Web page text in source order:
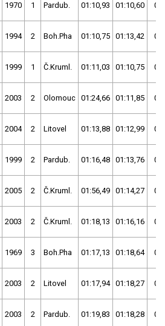
1970 1 Pardub. 01:10,93 01:10,60
1994 2 Boh.Pha 01:10,75 01:13,42
1999 1 Č.Kruml. 01:11,03 01:10,75
2003 2 Olomouc 01:24,66 01:11,85
2004 2 Litovel 01:13,88 01:12,99
1999 2 Pardub. 01:16,48 01:13,76
2005 2 Č.Kruml. 01:56,49 01:14,27
2003 2 Č.Kruml. 01:18,13 01:16,16
1969 3 Boh.Pha 01:17,13 01:18,64
2003 2 Litovel 01:17,94 01:18,27
2003 2 Pardub. 01:19,83 01:18,28